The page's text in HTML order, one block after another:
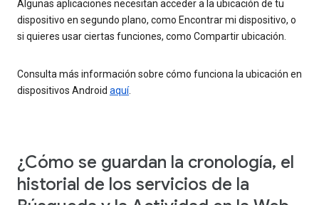
Algunas aplicaciones necesitan acceder a la ubicación de tu
dispositivo en segundo plano, como Encontrar mi dispositivo, o
si quieres usar ciertas funciones, como Compartir ubicación.
Consulta más información sobre cómo funciona la ubicación en
dispositivos Android aquí.
¿Cómo se guardan la cronología, el
historial de los servicios de la